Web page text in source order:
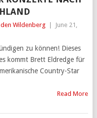
Wildenberg
June 21,
zu können! Dieses
kommt Brett Eldredge für
Country-Star
Read More